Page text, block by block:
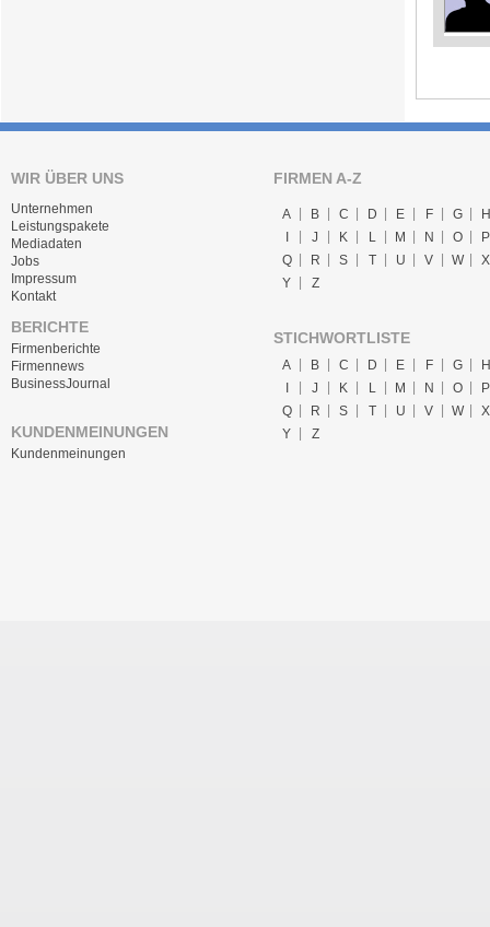
WIR ÜBER UNS
Unternehmen
Leistungspakete
Mediadaten
Jobs
Impressum
Kontakt
BERICHTE
Firmenberichte
Firmennews
BusinessJournal
KUNDENMEINUNGEN
Kundenmeinungen
FIRMEN A-Z
A B C D E F G
H
I
J K L M N O
P
Q
R S T U V W
X
Y
Z
STICHWORTLISTE
A B C D E F G
H
J K L M N O
P
Q
R S T U V W
X
Y
Z